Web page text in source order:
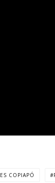
COPIAPÓ